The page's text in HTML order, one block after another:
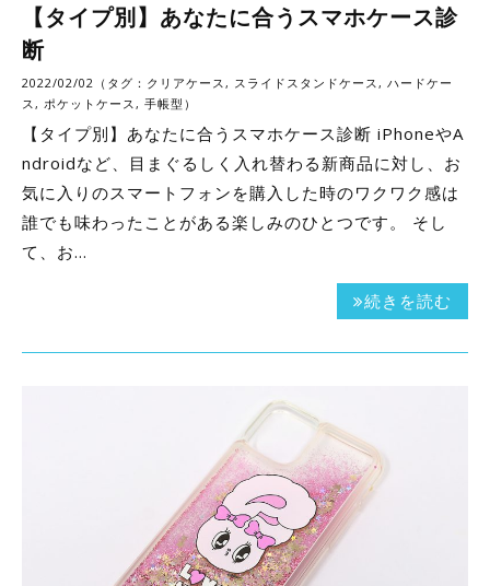
【タイプ別】あなたに合うスマホケース診
断
2022/02/02（タグ： クリアケース , スライドスタンドケース , ハードケー
ス , ポケットケース , 手帳型 ）
【タイプ別】あなたに合うスマホケース診断 iPhoneやA
ndroidなど、目まぐるしく入れ替わる新商品に対し、お
気に入りのスマートフォンを購入した時のワクワク感は
誰でも味わったことがある楽しみのひとつです。 そし
て、お…
続きを読む